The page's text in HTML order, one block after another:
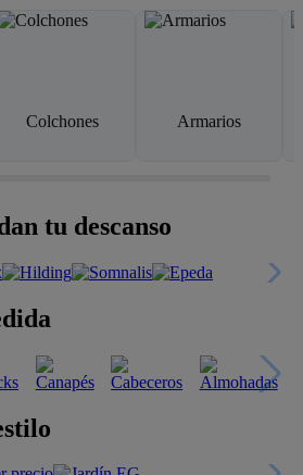
Colchones Armarios
tu descanso